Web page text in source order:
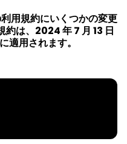
用規約にいくつかの変更
約は、2024 年 7 月 13 日
適用されます。